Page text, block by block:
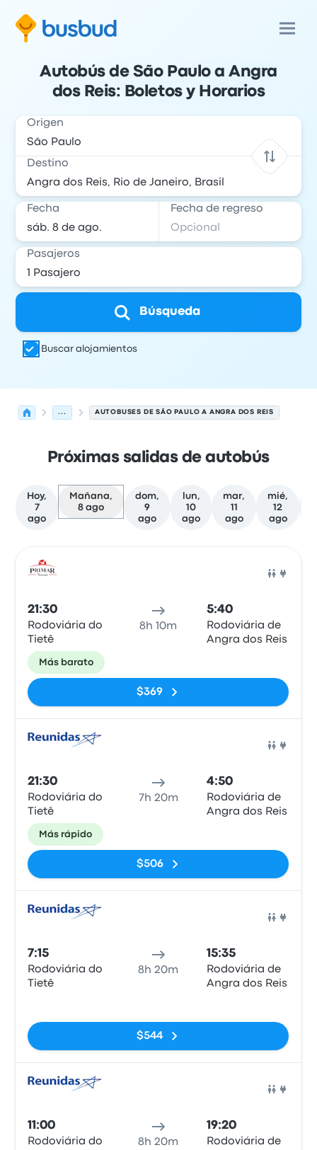
Autobús de São Paulo a Angra
dos Reis: Boletos y Horarios
Origen
Destino
Fecha Fecha de regreso
Pasajeros
Búsqueda
Buscar alojamientos
... AUTOBUSES DE SÃO PAULO A ANGRA DOS REIS
Próximas salidas de autobús
Hoy,
7
ago
Mañana,
8 ago
dom,
9
ago
lun,
10
ago
mar,
11
ago
mié,
12
ago
21:30
Rodoviária do
Tietê
8h 10m
5:40
Rodoviária de
Angra dos Reis
Más barato
$369
21:30
Rodoviária do
Tietê
7h 20m
4:50
Rodoviária de
Angra dos Reis
Más rápido
$506
7:15
Rodoviária do
Tietê
8h 20m
15:35
Rodoviária de
Angra dos Reis
$544
11:00
Rodoviária do
8h 20m
19:20
Rodoviária de